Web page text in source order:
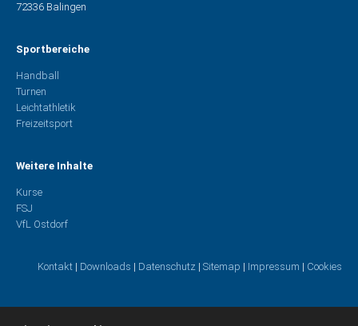
72336 Balingen
Sportbereiche
Handball
Turnen
Leichtathletik
Freizeitsport
Weitere Inhalte
Kurse
FSJ
VfL Ostdorf
Kontakt | Downloads | Datenschutz | Sitemap | Impressum | Cookies